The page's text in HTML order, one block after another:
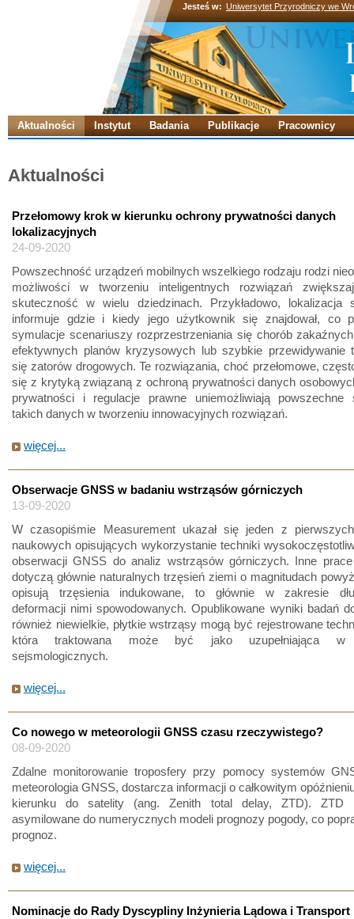
Jesteś w: Uniwersytet Przyrodniczy we
Aktualności Instytut Badania Publikacje Pracownicy
Aktualności
Przełomowy krok w kierunku ochrony prywatności danych
lokalizacyjnych
24-09-2020
Powszechność urządzeń mobilnych wszelkiego rodzaju rodzi
możliwości w tworzeniu inteligentnych rozwiązań
skuteczność w wielu dziedzinach. Przykładowo, lokalizacja
informuje gdzie i kiedy jego użytkownik się znajdował, co
symulacje scenariuszy rozprzestrzeniania się chorób
efektywnych planów kryzysowych lub szybkie przewidywanie
się zatorów drogowych. Te rozwiązania, choć przełomowe,
się z krytyką związaną z ochroną prywatności danych
prywatności i regulacje prawne uniemożliwiają powszechne
takich danych w tworzeniu innowacyjnych rozwiązań.
więcej...
Obserwacje GNSS w badaniu wstrząsów górniczych
13-09-2020
W czasopiśmie Measurement ukazał się jeden z pierwszych
naukowych opisujących wykorzystanie techniki
obserwacji GNSS do analiz wstrząsów górniczych. Inne
dotyczą głównie naturalnych trzęsień ziemi o magnitudach
opisują trzęsienia indukowane, to głównie w zakresie
deformacji nimi spowodowanych. Opublikowane wyniki badań
również niewielkie, płytkie wstrząsy mogą być rejestrowane
która traktowana może być jako uzupełniająca w
sejsmologicznych.
więcej...
Co nowego w meteorologii GNSS czasu rzeczywistego?
08-09-2020
Zdalne monitorowanie troposfery przy pomocy systemów
meteorologia GNSS, dostarcza informacji o całkowitym
kierunku do satelity (ang. Zenith total delay, ZTD). ZTD
asymilowane do numerycznych modeli prognozy pogody, co
prognoz.
więcej...
Nominacje do Rady Dyscypliny Inżynieria Lądowa i Transport